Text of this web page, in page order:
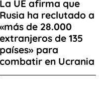
La UE afirma que
Rusia ha reclutado a
«más de 28.000
extranjeros de 135
países» para
combatir en Ucrania